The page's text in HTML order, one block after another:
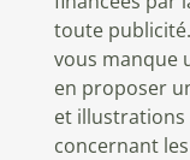
toute publicité.
vous manque
en proposer
et illustrations
concernant